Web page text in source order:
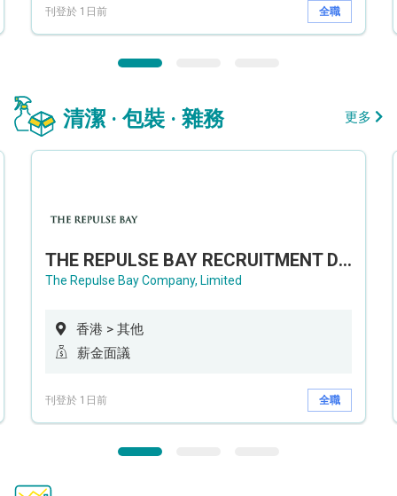
刊登於 1日前 全職
清潔 · 包裝 · 雜務 更多
THE REPULSE BAY RECRUITMENT DAY 淺水灣影灣園人才招聘會
The Repulse Bay Company, Limited
香港 > 其他
薪金面議
刊登於 1日前 全職